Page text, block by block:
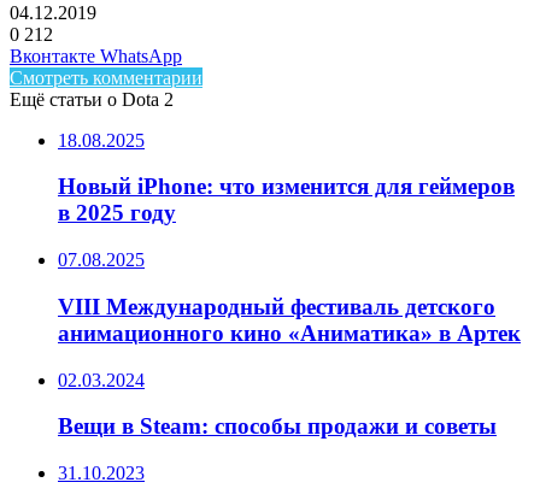
04.12.2019
0 212
Facebook
Twitter
LinkedIn
Вконтакте WhatsAppTelegram
Смотреть комментарии
Ещё статьи о Dota 2
18.08.2025
Новый iPhone: что изменится для геймеров
в 2025 году
07.08.2025
VIII Международный фестиваль детского
анимационного кино «Аниматика» в Артек
02.03.2024
Вещи в Steam: способы продажи и советы
31.10.2023